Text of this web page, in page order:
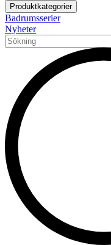
Produktkategorier
Badrumsserier
Nyheter